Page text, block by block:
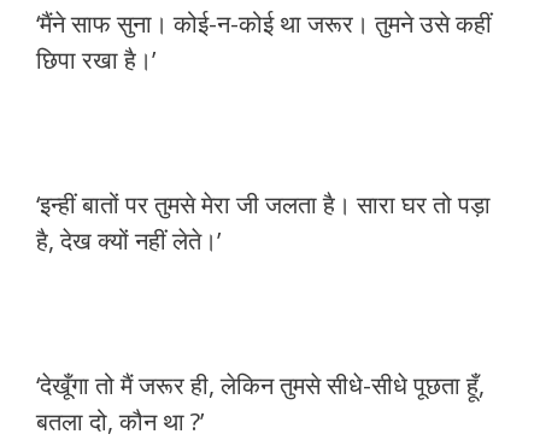
‘मैंने साफ सुना। कोई-न-कोई था जरूर। तुमने उसे कहीं
छिपा रखा है।’
‘इन्हीं बातों पर तुमसे मेरा जी जलता है। सारा घर तो पड़ा
है, देख क्यों नहीं लेते।’
‘देखूँगा तो मैं जरूर ही, लेकिन तुमसे सीधे-सीधे पूछता हूँ,
बतला दो, कौन था ?’